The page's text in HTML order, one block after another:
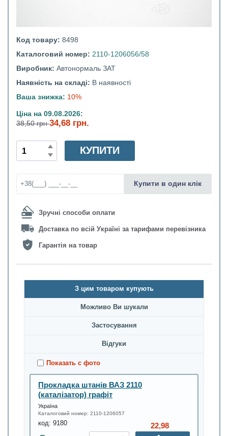
Код товару: 8498
Каталоговий номер: 2110-1206056/58
Виробник: Автонормаль ЗАТ
Наявність на складі: В наявності
Ваша знижка: 10%
Ціна на 09.08.2026:
38,50 грн34,68 грн.
Зручні способи оплати
Доставка по всій Україні за тарифами перевізника
Гарантія на товар
КУПИТИ
Купити в один клік
З цим товаром купують
Можливо Ви шукали
Застосування
Відгуки
Показать с фото
Прокладка штанів ВАЗ 2110
(каталізатор) графіт
Україна
Каталоговий номер: 2110-1206057
код: 9180 22,98